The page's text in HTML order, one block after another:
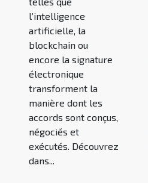
l’intelligence
artificielle, la
blockchain ou
encore la signature
électronique
transforment la
manière dont les
accords sont conçus,
négociés et
exécutés. Découvrez
dans...